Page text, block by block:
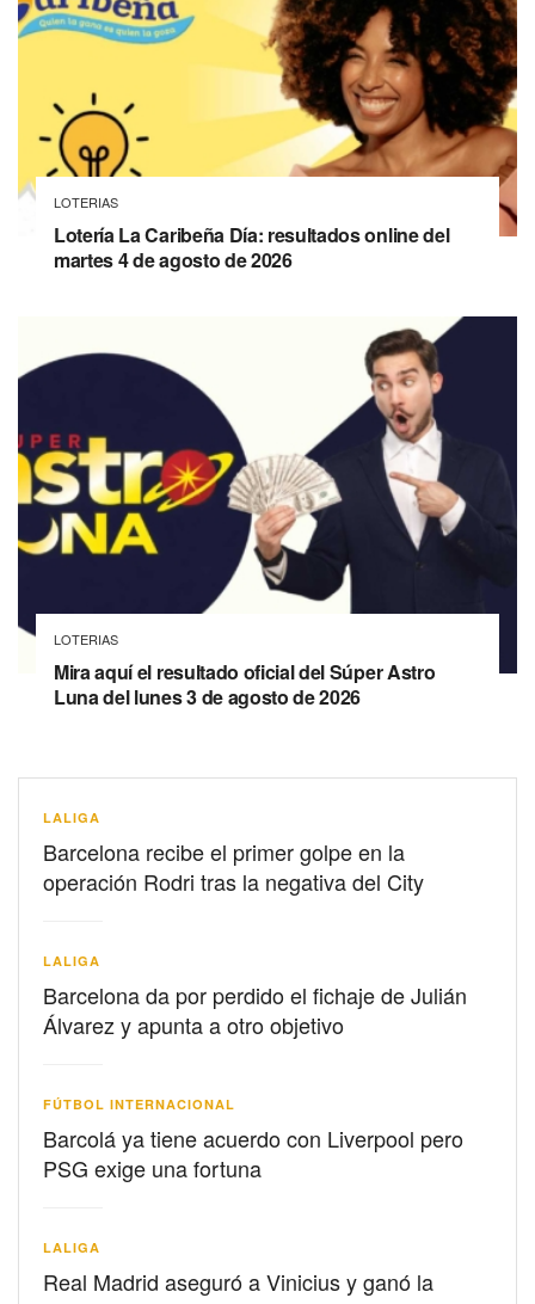
LOTERIAS
Lotería La Caribeña Día: resultados online del
martes 4 de agosto de 2026
LOTERIAS
Mira aquí el resultado oficial del Súper Astro
Luna del lunes 3 de agosto de 2026
LALIGA
Barcelona recibe el primer golpe en la
operación Rodri tras la negativa del City
LALIGA
Barcelona da por perdido el fichaje de Julián
Álvarez y apunta a otro objetivo
FÚTBOL INTERNACIONAL
Barcolá ya tiene acuerdo con Liverpool pero
PSG exige una fortuna
LALIGA
Real Madrid aseguró a Vinicius y ganó la